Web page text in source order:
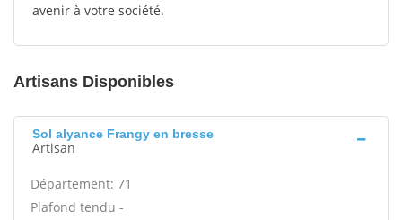
avenir à votre société.
Artisans Disponibles
Sol alyance Frangy en bresse
Artisan
Département: 71
Plafond tendu -